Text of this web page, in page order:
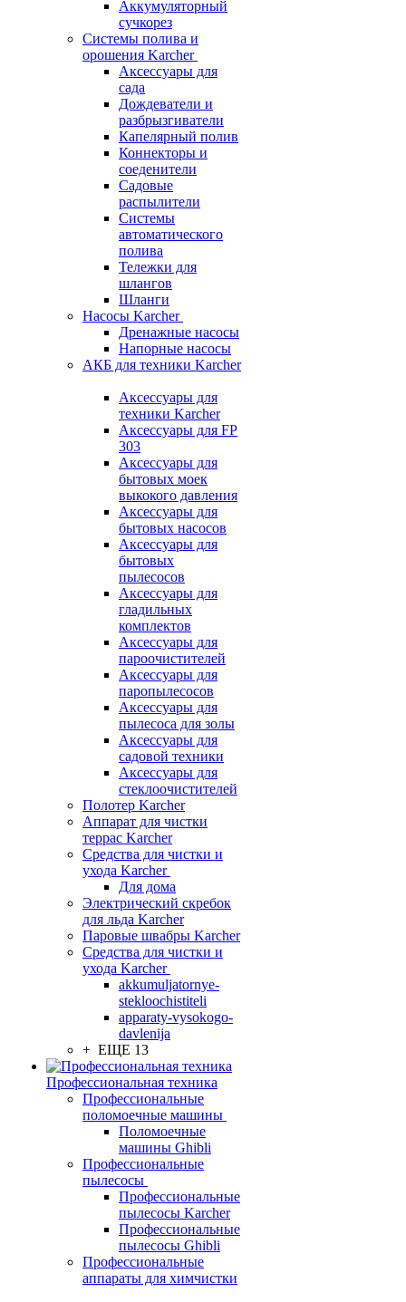
Аккумуляторный
сучкорез
Системы полива и
орошения Karcher
Аксессуары для
сада
Дождеватели и
разбрызгиватели
Капелярный полив
Коннекторы и
соеденители
Садовые
распылители
Системы
автоматического
полива
Тележки для
шлангов
Шланги
Насосы Karcher
Дренажные насосы
Напорные насосы
АКБ для техники Karcher
Аксессуары для
техники Karcher
Аксессуары для FP
303
Аксессуары для
бытовых моек
выкокого давления
Аксессуары для
бытовых насосов
Аксессуары для
бытовых
пылесосов
Аксессуары для
гладильных
комплектов
Аксессуары для
пароочистителей
Аксессуары для
паропылесосов
Аксессуары для
пылесоса для золы
Аксессуары для
садовой техники
Аксессуары для
стеклоочистителей
Полотер Karcher
Аппарат для чистки
террас Karcher
Средства для чистки и
ухода Karcher
Для дома
Электрический скребок
для льда Karcher
Паровые швабры Karcher
Средства для чистки и
ухода Karcher
akkumuljatornye-
stekloochistiteli
apparaty-vysokogo-
davlenija
+ ЕЩЕ 13
Профессиональная техника
Профессиональные
поломоечные машины
Поломоечные
машины Ghibli
Профессиональные
пылесосы
Профессиональные
пылесосы Karcher
Профессиональные
пылесосы Ghibli
Профессиональные
аппараты для химчистки